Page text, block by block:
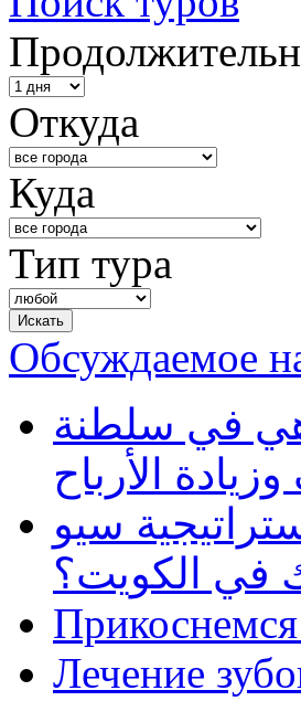
Откуда
Куда
Тип тура
Обсуждаемое
في سلطنة
الأرباح
سيو
في الكويت؟
Лечение